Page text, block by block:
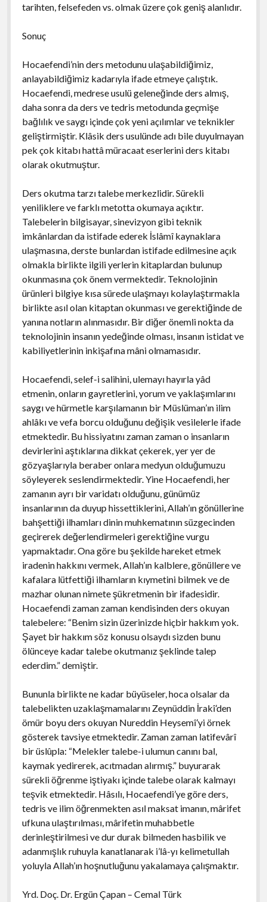
tarihten, felsefeden vs. olmak üzere çok geniş alanlıdır.
Sonuç
Hocaefendi’nin ders metodunu ulaşabildiğimiz,
anlayabildiğimiz kadarıyla ifade etmeye çalıştık.
Hocaefendi, medrese usulü geleneğinde ders almış,
daha sonra da ders ve tedris metodunda geçmişe
bağlılık ve saygı içinde çok yeni açılımlar ve teknikler
geliştirmiştir. Klâsik ders usulünde adı bile duyulmayan
pek çok kitabı hattâ müracaat eserlerini ders kitabı
olarak okutmuştur.
Ders okutma tarzı talebe merkezlidir. Sürekli
yeniliklere ve farklı metotta okumaya açıktır.
Talebelerin bilgisayar, sinevizyon gibi teknik
imkânlardan da istifade ederek İslâmî kaynaklara
ulaşmasına, derste bunlardan istifade edilmesine açık
olmakla birlikte ilgili yerlerin kitaplardan bulunup
okunmasına çok önem vermektedir. Teknolojinin
ürünleri bilgiye kısa sürede ulaşmayı kolaylaştırmakla
birlikte asıl olan kitaptan okunması ve gerektiğinde de
yanına notların alınmasıdır. Bir diğer önemli nokta da
teknolojinin insanın yedeğinde olması, insanın istidat ve
kabiliyetlerinin inkişafına mâni olmamasıdır.
Hocaefendi, selef-i salihini, ulemayı hayırla yâd
etmenin, onların gayretlerini, yorum ve yaklaşımlarını
saygı ve hürmetle karşılamanın bir Müslüman’ın ilim
ahlâkı ve vefa borcu olduğunu değişik vesilelerle ifade
etmektedir. Bu hissiyatını zaman zaman o insanların
devirlerini aştıklarına dikkat çekerek, yer yer de
gözyaşlarıyla beraber onlara medyun olduğumuzu
söyleyerek seslendirmektedir. Yine Hocaefendi, her
zamanın ayrı bir varidatı olduğunu, günümüz
insanlarının da duyup hissettiklerini, Allah’ın gönüllerine
bahşettiği ilhamları dinin muhkematının süzgecinden
geçirerek değerlendirmeleri gerektiğine vurgu
yapmaktadır. Ona göre bu şekilde hareket etmek
iradenin hakkını vermek, Allah’ın kalblere, gönüllere ve
kafalara lütfettiği ilhamların kıymetini bilmek ve de
mazhar olunan nimete şükretmenin bir ifadesidir.
Hocaefendi zaman zaman kendisinden ders okuyan
talebelere: “Benim sizin üzerinizde hiçbir hakkım yok.
Şayet bir hakkım söz konusu olsaydı sizden bunu
ölünceye kadar talebe okutmanız şeklinde talep
ederdim.” demiştir.
Bununla birlikte ne kadar büyüseler, hoca olsalar da
talebelikten uzaklaşmamalarını Zeynüddin İrakî’den
ömür boyu ders okuyan Nureddin Heysemî’yi örnek
gösterek tavsiye etmektedir. Zaman zaman latifevârî
bir üslûpla: “Melekler talebe-i ulumun canını bal,
kaymak yedirerek, acıtmadan alırmış.” buyurarak
sürekli öğrenme iştiyakı içinde talebe olarak kalmayı
teşvik etmektedir. Hâsılı, Hocaefendi’ye göre ders,
tedris ve ilim öğrenmekten asıl maksat imanın, mârifet
ufkuna ulaştırılması, mârifetin muhabbetle
derinleştirilmesi ve dur durak bilmeden hasbilik ve
adanmışlık ruhuyla kanatlanarak i’lâ-yı kelimetullah
yoluyla Allah’ın hoşnutluğunu yakalamaya çalışmaktır.
Yrd. Doç. Dr. Ergün Çapan – Cemal Türk